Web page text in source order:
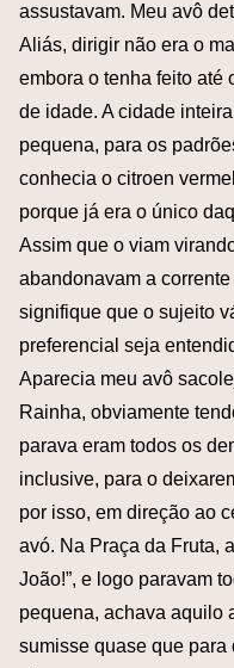
assustavam. Meu avô
Aliás, dirigir não era o
embora o tenha feito até
de idade. A cidade
pequena, para os
conhecia o citroen
porque já era o único
Assim que o viam
abandonavam a corrente
signifique que o sujeito
preferencial seja
Aparecia meu avô
Rainha, obviamente
parava eram todos os
inclusive, para o
por isso, em direção ao
avó. Na Praça da Fruta,
João!”, e logo paravam
pequena, achava aquilo
sumisse quase que